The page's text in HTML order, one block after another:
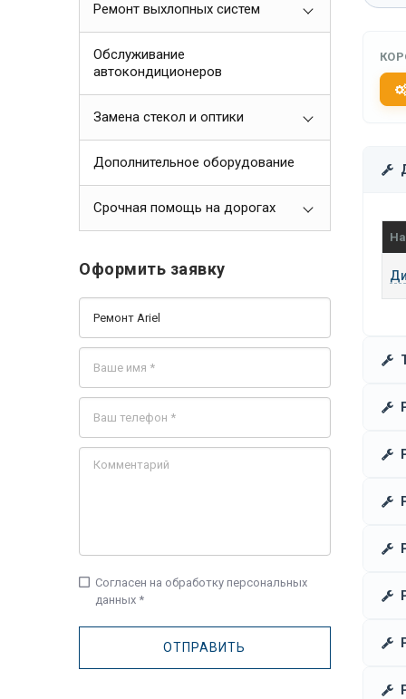
Ремонт выхлопных систем
Обслуживание
автокондиционеров
Замена стекол и оптики
Дополнительное оборудование
Срочная помощь на дорогах
Оформить заявку
check_box_outline_blank Согласен на обработку персональных
данных *